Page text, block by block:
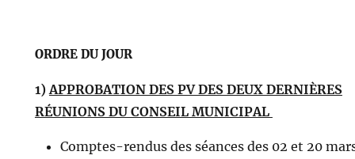
ORDRE DU JOUR
1) APPROBATION DES PV DES DEUX DERNIÈRES
RÉUNIONS DU CONSEIL MUNICIPAL
Comptes-rendus des séances des 02 et 20